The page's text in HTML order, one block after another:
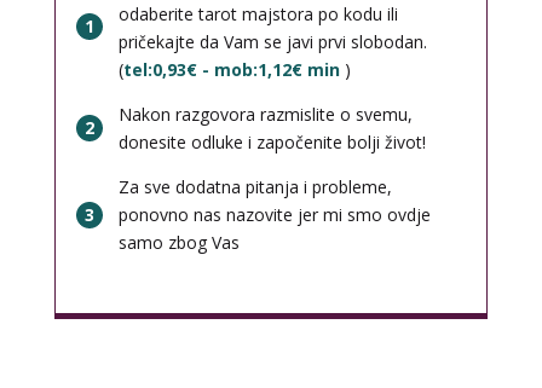
1
odaberite tarot majstora po kodu ili
pričekajte da Vam se javi prvi slobodan.
(tel:0,93€ - mob:1,12€ min )
2
Nakon razgovora razmislite o svemu,
donesite odluke i započenite bolji život!
3
Za sve dodatna pitanja i probleme,
ponovno nas nazovite jer mi smo ovdje
samo zbog Vas